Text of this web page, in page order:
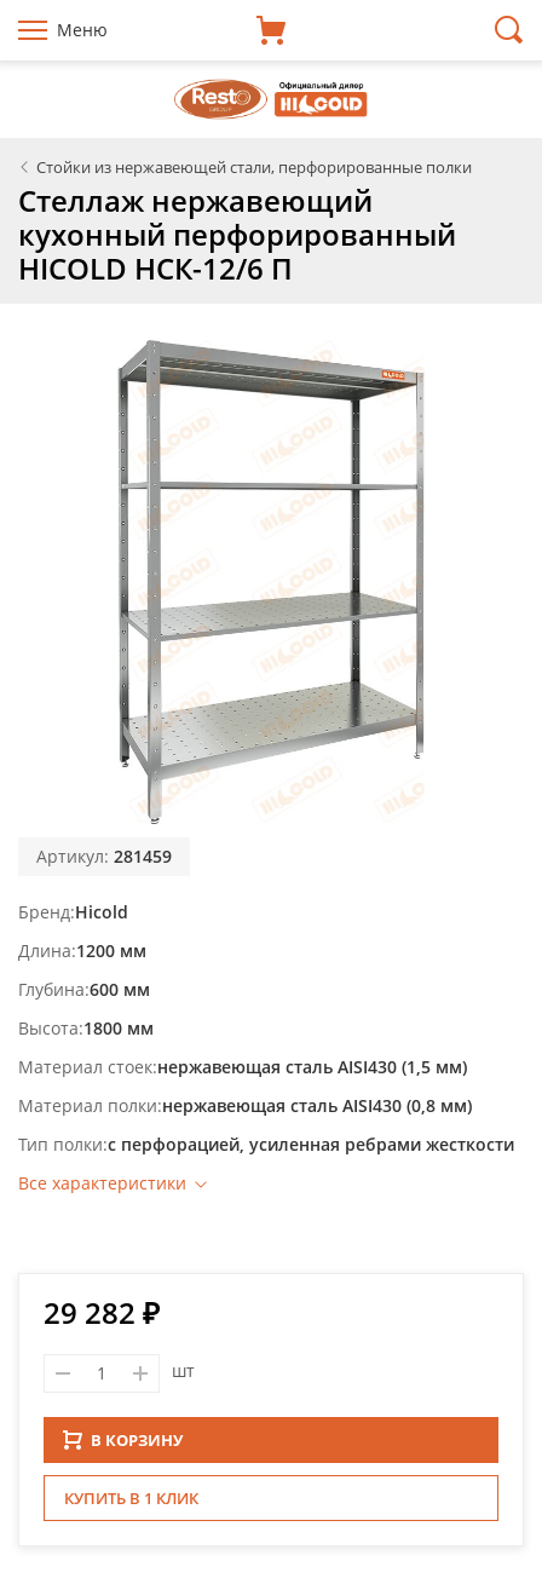
Меню
Стойки из нержавеющей стали, перфорированные полки
Стеллаж нержавеющий
кухонный перфорированный
HICOLD НСК-12/6 П
Артикул: 281459
Бренд Hicold
Длина 1200 мм
Глубина 600 мм
Высота 1800 мм
Материал стоек нержавеющая сталь AISI430 (1,5 мм)
Материал полки нержавеющая сталь AISI430 (0,8 мм)
Тип полки с перфорацией, усиленная ребрами жесткости
Все характеристики
29 282 ₽
шт
В КОРЗИНУ
КУПИТЬ В 1 КЛИК